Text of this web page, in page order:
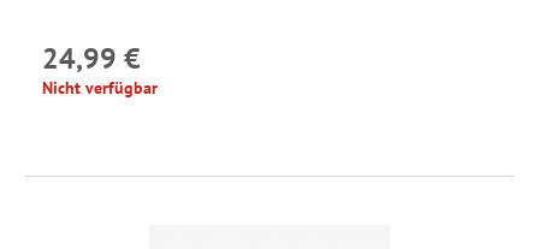
24,99 €
Nicht verfügbar